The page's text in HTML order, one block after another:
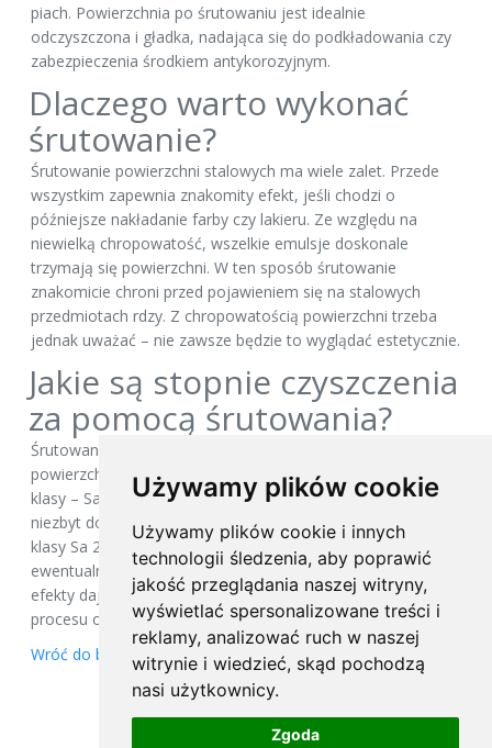
Używamy plików cookie
Używamy plików cookie i innych
technologii śledzenia, aby poprawić
jakość przeglądania naszej witryny,
wyświetlać spersonalizowane treści i
reklamy, analizować ruch w naszej
witrynie i wiedzieć, skąd pochodzą
nasi użytkownicy.
Zgoda
piach. Powierzchnia po śrutowaniu jest idealnie
odczyszczona i gładka, nadająca się do podkładowania czy
zabezpieczenia środkiem antykorozyjnym.
Dlaczego warto wykonać
śrutowanie?
Śrutowanie powierzchni stalowych ma wiele zalet. Przede
wszystkim zapewnia znakomity efekt, jeśli chodzi o
późniejsze nakładanie farby czy lakieru. Ze względu na
niewielką chropowatość, wszelkie emulsje doskonale
trzymają się powierzchni. W ten sposób śrutowanie
znakomicie chroni przed pojawieniem się na stalowych
przedmiotach rdzy. Z chropowatością powierzchni trzeba
jednak uważać – nie zawsze będzie to wyglądać estetycznie.
Jakie są stopnie czyszczenia
za pomocą śrutowania?
Śrutowanie obejmuje cztery kolejne stopnie oczyszczenia
powierzchni z naleciałości, rdzy i resztek farb. Pierwsze dwie
klasy – Sa 1 i Sa 2 – to czyszczenie zgrubne i gruntowne, ale
niezbyt dokładne. Znacznie dokładniejsze będzie śrutowanie
klasy Sa 2,5 – podczas tego procesu mogą powstać
ewentualne drobne przebarwienia czy kropki. Najlepsze
efekty daje śrutowanie klasy Sa 3 – to podczas tego
procesu otrzymujemy tak zwany biały metal.
Wróć do bloga